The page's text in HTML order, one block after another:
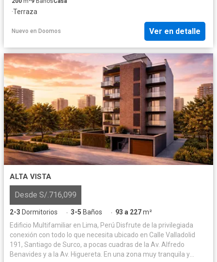
·Terraza
Nuevo en Doomos Ver en detalle
ALTA VISTA
Desde S/.716,099
2-3 Dormitorios · 3-5 Baños · 93 a 227m²
Edificio Multifamiliar en Lima, Perú Disfrute de la privilegiada
conexión con todo lo que necesita ubicado en Calle Valladolid
191, Santiago de Surco, a pocas cuadras de la Av. Alfredo
Benavides y a la Av. Higuereta. En una zona muy tranquila y